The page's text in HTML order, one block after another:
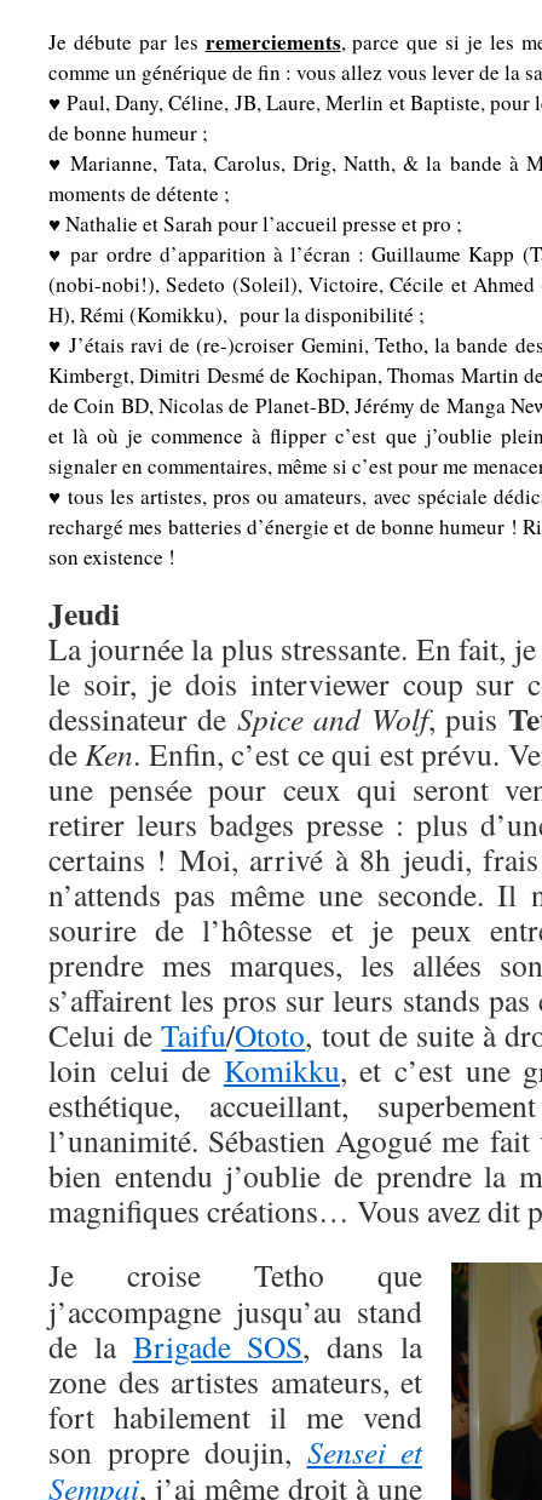
Je débute par les remerciements, parce que si je les
comme un générique de fin : vous allez vous lever de la
♥ Paul, Dany, Céline, JB, Laure, Merlin et Baptiste,
de bonne humeur ;
♥ Marianne, Tata, Carolus, Drig, Natth, & la bande à
moments de détente ;
♥ Nathalie et Sarah pour l’accueil presse et pro ;
♥ par ordre d’apparition à l’écran : Guillaume Kapp
(nobi-nobi!), Sedeto (Soleil), Victoire, Cécile et
H), Rémi (Komikku), pour la disponibilité ;
♥ J’étais ravi de (re-)croiser Gemini, Tetho, la bande
Kimbergt, Dimitri Desmé de Kochipan, Thomas Martin
de Coin BD, Nicolas de Planet-BD, Jérémy de Manga
et là où je commence à flipper c’est que j’oublie
signaler en commentaires, même si c’est pour me
♥ tous les artistes, pros ou amateurs, avec spéciale
rechargé mes batteries d’énergie et de bonne humeur !
son existence !
Jeudi
La journée la plus stressante. En fait,
le soir, je dois interviewer coup sur
dessinateur de Spice and Wolf, puis
deKen. Enfin, c’est ce qui est prévu.
une pensée pour ceux qui seront
retirer leurs badges presse : plus
certains ! Moi, arrivé à 8h jeudi,
n’attends pas même une seconde. Il
sourire de l’hôtesse et je peux
prendre mes marques, les allées
s’affairent les pros sur leurs stands
Celui deTaifu/Ototo, tout de suite à
loin celui de Komikku, et c’est une
esthétique, accueillant,
l’unanimité. Sébastien Agogué me
bien entendu j’oublie de prendre la
magnifiques créations… Vous avez dit
Je croise Tetho que
j’accompagne jusqu’au stand
de la Brigade SOS, dans la
zone des artistes amateurs, et
fort habilement il me vend
son propre doujin, Sensei et
Sempai, j’ai même droit à une